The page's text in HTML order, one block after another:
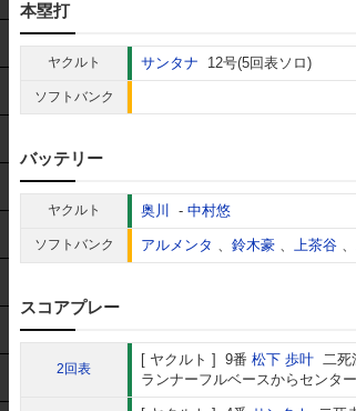
本塁打
ヤクルト サンタナ 12号(5回表ソロ)
ソフトバンク
バッテリー
ヤクルト 奥川 - 中村悠
ソフトバンク アルメンタ 、 鈴木豪 、 上茶谷 、
スコアプレー
2回表
ヤクルト 9番 松下 歩叶 二死
ランナーフルベースからセンタ